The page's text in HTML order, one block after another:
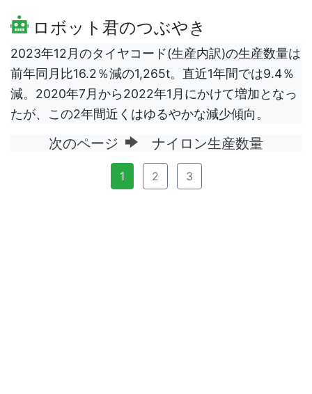
ロボット君のつぶやき
2023年12月のタイヤコード(生産内訳)の生産数量は
前年同月比16.2％減の1,265t。直近1年間では9.4％
減。2020年7月から2022年1月にかけて増加となっ
たが、この2年間近くはゆるやかな減少傾向。
次のページ ナイロン生産数量
1 2 3